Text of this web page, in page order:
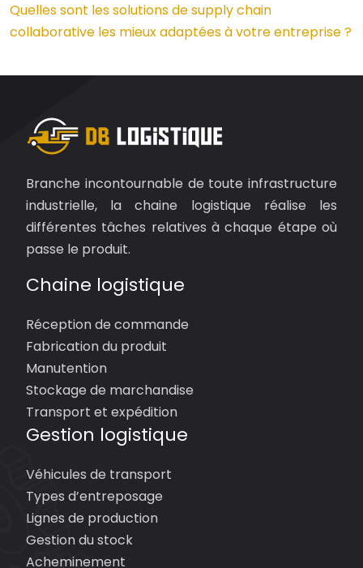
Quelles sont les solutions de supply chain
collaborative les mieux adaptées à votre entreprise ?
Branche incontournable de toute infrastructure
industrielle, la chaine logistique réalise les
différentes tâches relatives à chaque étape où
passe le produit.
Chaine logistique
Réception de commande
Fabrication du produit
Manutention
Stockage de marchandise
Transport et expédition
Gestion logistique
Véhicules de transport
Types d’entreposage
Lignes de production
Gestion du stock
Acheminement